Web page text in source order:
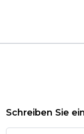
Schreiben Sie